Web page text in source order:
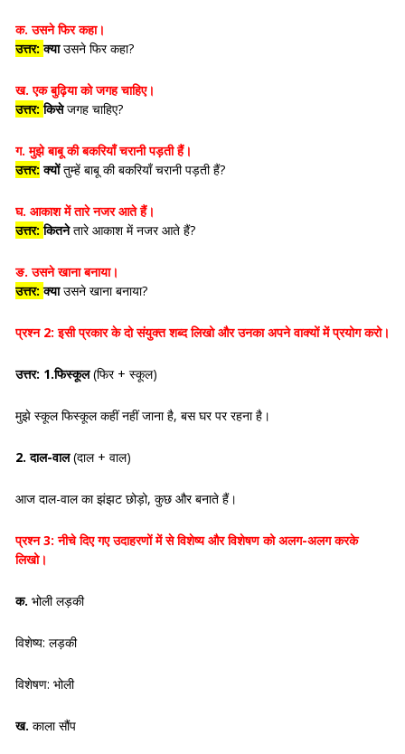
क. उसने फिर कहा।
उत्तर: क्याउसने फिर कहा?
ख. एक बुढ़िया को जगह चाहिए।
उत्तर: किसेजगह चाहिए?
ग. मुझे बाबू की बकरियाँ चरानी पड़ती हैं।
उत्तर: क्योंतुम्हें बाबू की बकरियाँ चरानी पड़ती हैं?
घ. आकाश में तारे नजर आते हैं।
उत्तर: कितनेतारे आकाश में नजर आते हैं?
ङ. उसने खाना बनाया।
उत्तर: क्याउसने खाना बनाया?
प्रश्न 2: इसी प्रकार के दो संयुक्त शब्द लिखो और उनका अपने वाक्यों में प्रयोग करो।
उत्तर: 1.फिस्कूल(फिर + स्कूल)
मुझे स्कूल फिस्कूल कहीं नहीं जाना है, बस घर पर रहना है।
2. दाल-वाल(दाल + वाल)
आज दाल-वाल का झंझट छोड़ो, कुछ और बनाते हैं।
प्रश्न 3: नीचे दिए गए उदाहरणों में से विशेष्य और विशेषण को अलग-अलग करके
लिखो।
क. भोली लड़की
विशेष्य: लड़की
विशेषण: भोली
ख. काला सौंप